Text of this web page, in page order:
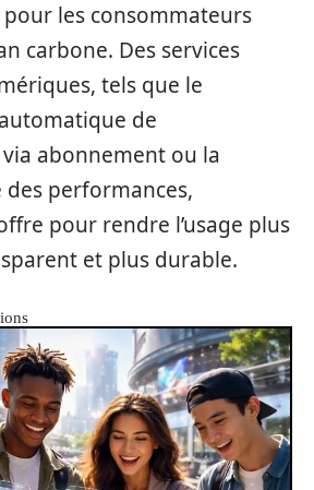
les consommateurs
carbone. Des services
tels que le
de
abonnement ou la
performances,
pour rendre l’usage plus
et plus durable.